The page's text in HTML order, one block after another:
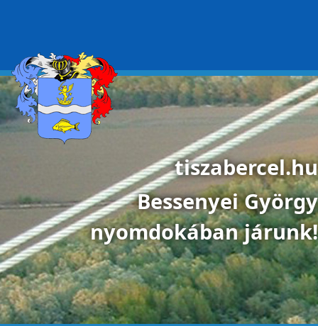
tiszabercel.hu
Bessenyei György
nyomdokában járunk!